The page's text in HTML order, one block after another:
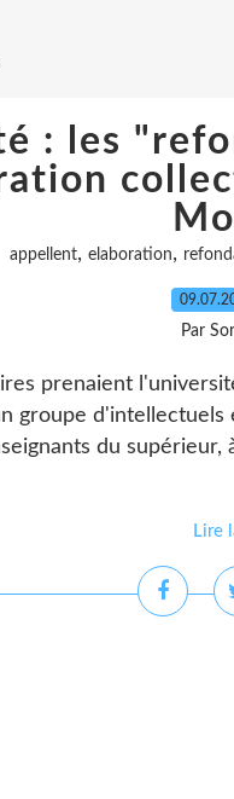
: les
appellent, elaboration,
Par
prenaient
groupe
du
Lire